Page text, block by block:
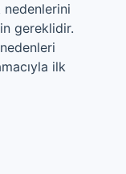
nedenlerini
gereklidir.
ilk